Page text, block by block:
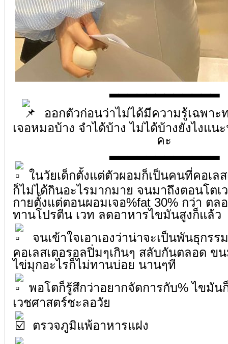
▂▂▂▂▂▂▂▂▂▂▂▂
ออกตัวก่อนว่าไม่ได้มีความรู้เฉพาะ
เจอหมอบ้าง จำได้บ้าง ไม่ได้บ้างยังไงแ
คะ
▂▂▂▂▂▂▂▂▂▂▂▂
ในวัยเด็กตั้งแต่ตัวผอมก็เป็นคนที่คอเล
ก็ไม่ได้กินอะไรมากมาย จนมาถึงตอนโตเ
กายตั้งแต่ตอนผอมเจอ%fat 30% กว่า ตล
ทานโปรตีน เวท ลดอาหารไขมันสูงก็แล้ว
จนเข้าใจเอาเองว่าน่าจะเป็นพันธุกร
คอเลสเตอรอลปิ่มๆเกินๆ สลับกันตลอด ข
ไข่มุกอะไรก็ไม่ทานบ่อย นานๆที
พอโตก็รู้สึกว่าอยากจัดการกับ% ไขมัน
เวชศาสตร์ชะลอวัย
ตรวจภูมิแพ้อาหารแฝง